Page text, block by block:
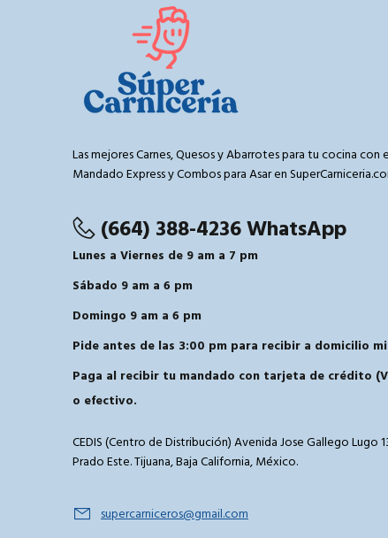
Las mejores Carnes, Quesos y Abarrotes para tu cocina
Mandado Express y Combos para Asar en
(664) 388-4236 WhatsApp
Lunes a Viernes de 9 am a 7 pm
Sábado 9 am a 6 pm
Domingo 9 am a 6 pm
Pide antes de las 3:00 pm para recibir a domicilio
Paga al recibir tu mandado con tarjeta de crédito
o efectivo.
CEDIS (Centro de Distribución) Avenida Jose Gallego Lugo
Prado Este. Tijuana, Baja California, México.
supercarniceros@gmail.com